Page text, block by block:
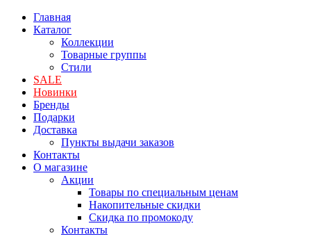
Главная
Каталог
Коллекции
Товарные группы
Стили
SALE
Новинки
Бренды
Подарки
Доставка
Пункты выдачи заказов
Контакты
О магазине
Акции
Товары по специальным ценам
Накопительные скидки
Скидка по промокоду
Контакты